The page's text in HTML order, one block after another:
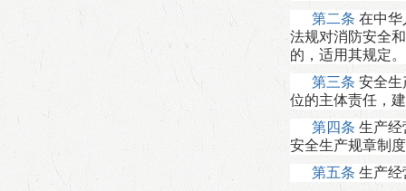
第二条 在中华
法规对消防安全
的，适用其规定。
第三条 安全生
位的主体责任，
第四条 生产经
安全生产规章制
第五条 生产经